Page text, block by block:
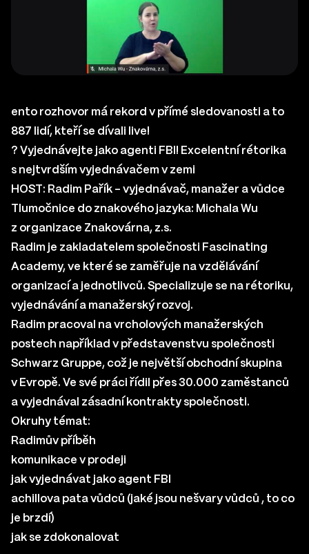
ento rozhovor má rekord v přímé sledovanosti a to
887 lidí, kteří se dívali live!
? Vyjednávejte jako agenti FBI! Excelentní rétorika
s nejtvrdším vyjednávačem v zemi
HOST: Radim Pařík – vyjednávač, manažer a vůdce
Tlumočnice do znakového jazyka: Michala Wu
z organizace Znakovárna, z.s.
Radim je zakladatelem společnosti Fascinating
Academy, ve které se zaměřuje na vzdělávání
organizací a jednotlivců. Specializuje se na rétoriku,
vyjednávání a manažerský rozvoj.
Radim pracoval na vrcholových manažerských
postech například v představenstvu společnosti
Schwarz Gruppe, což je největší obchodní skupina
v Evropě. Ve své práci řídil přes 30.000 zaměstanců
a vyjednával zásadní kontrakty společnosti.
Okruhy témat:
Radimův příběh
komunikace v prodeji
jak vyjednávat jako agent FBI
achillova pata vůdců (jaké jsou nešvary vůdců , to co
je brzdí)
jak se zdokonalovat